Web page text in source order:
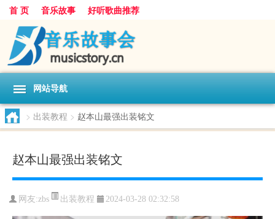
首 页 音乐故事 好听歌曲推荐
网站导航
> 出装教程 > 赵本山最强出装铭文
赵本山最强出装铭文
网友:zbs 出装教程 2024-03-28 02:32:58